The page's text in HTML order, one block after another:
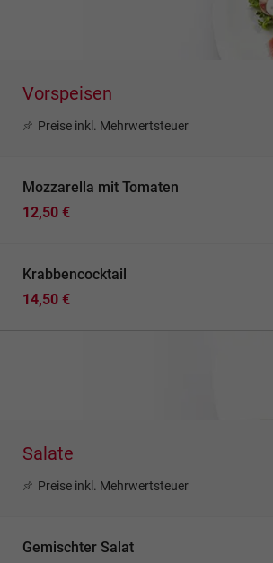
Vorspeisen
Preise inkl. Mehrwertsteuer
Mozzarella mit Tomaten
12,50 €
Krabbencocktail
14,50 €
Salate
Preise inkl. Mehrwertsteuer
Gemischter Salat